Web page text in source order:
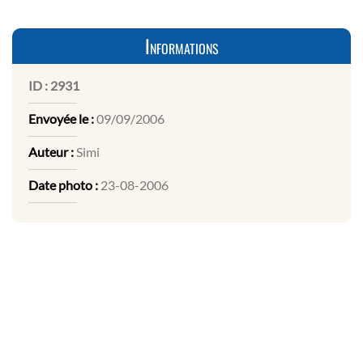
Informations
ID : 2931
Envoyée le :09/09/2006
Auteur :Simi
Date photo : 23-08-2006